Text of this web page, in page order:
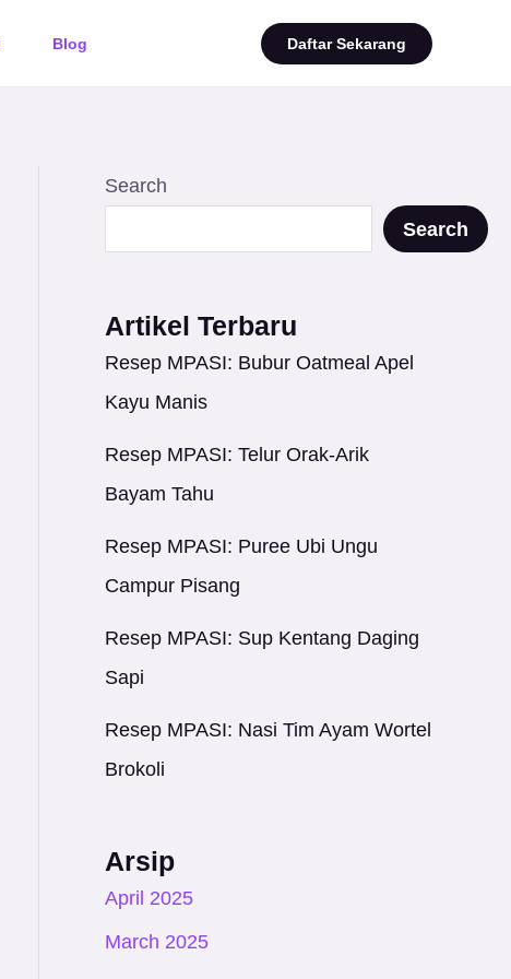
Blog Daftar Sekarang
Search
Search
Artikel Terbaru
Resep MPASI: Bubur Oatmeal Apel
Kayu Manis
Resep MPASI: Telur Orak-Arik
Bayam Tahu
Resep MPASI: Puree Ubi Ungu
Campur Pisang
Resep MPASI: Sup Kentang Daging
Sapi
Resep MPASI: Nasi Tim Ayam Wortel
Brokoli
Arsip
April 2025
March 2025